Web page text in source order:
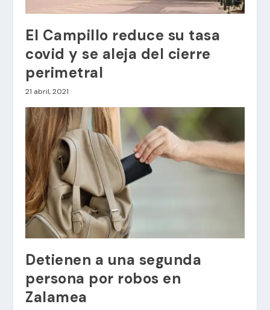
El Campillo reduce su tasa
covid y se aleja del cierre
perimetral
21 abril, 2021
Detienen a una segunda
persona por robos en
Zalamea